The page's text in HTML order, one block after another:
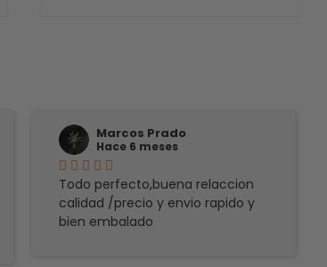
Marcos Prado
Hace 6 meses
Todo perfecto,buena relaccion
calidad /precio y envio rapido y
bien embalado